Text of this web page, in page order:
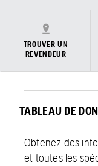
TROUVER UN
REVENDEUR
TABLEAU DE
Obtenez des
et toutes les